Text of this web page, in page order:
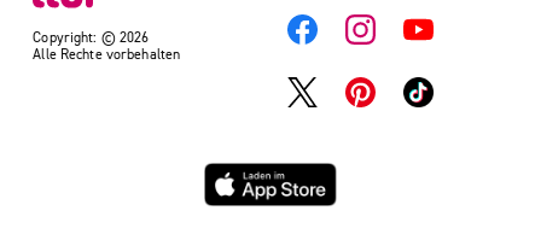
Copyright: © 2026
Alle Rechte vorbehalten